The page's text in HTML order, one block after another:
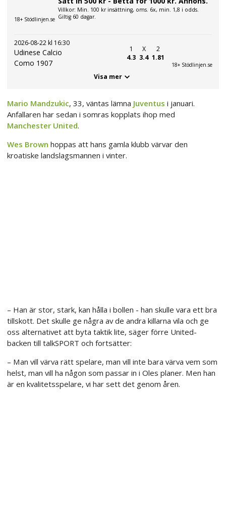
18+ Stödlinjen.se
Villkor: Min. 100 kr insättning, oms. 6x, min. 1,8 i odds.
Giltig 60 dagar.
2026-08-22 kl 16:30
Udinese Calcio
Como 1907
1
4.3
X
3.4
2
1.81
18+ Stödlinjen.se
Visa mer
Mario Mandzukic, 33, väntas lämna Juventus i januari.
Anfallaren har sedan i somras kopplats ihop med
Manchester United.
Wes Brown hoppas att hans gamla klubb värvar den
kroatiske landslagsmannen i vinter.
– Han är stor, stark, kan hålla i bollen - han skulle vara ett bra
tillskott. Det skulle ge några av de andra killarna vila och ge
oss alternativet att byta taktik lite, säger förre United-
backen till talkSPORT och fortsätter:
– Man vill värva rätt spelare, man vill inte bara värva vem som
helst, man vill ha någon som passar in i Oles planer. Men han
är en kvalitetsspelare, vi har sett det genom åren.